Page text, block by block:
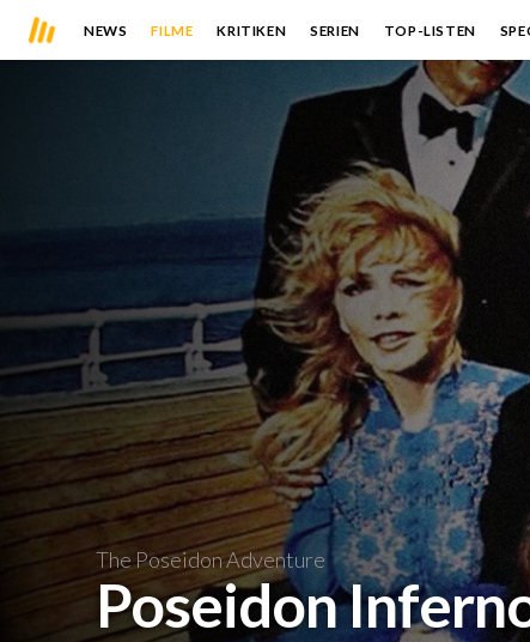
NEWS FILME KRITIKEN SERIEN TOP-LISTEN
The Poseidon Adventure
Poseidon